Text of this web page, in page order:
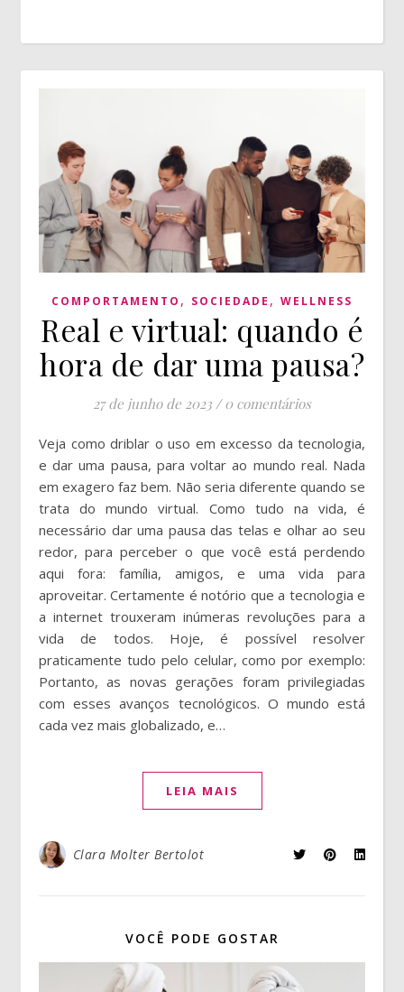
COMPORTAMENTO , SOCIEDADE , WELLNESS
Real e virtual: quando é
hora de dar uma pausa?
27 de junho de 2023 / 0 comentários
Veja como driblar o uso em excesso da tecnologia,
e dar uma pausa, para voltar ao mundo real. Nada
em exagero faz bem. Não seria diferente quando se
trata do mundo virtual. Como tudo na vida, é
necessário dar uma pausa das telas e olhar ao seu
redor, para perceber o que você está perdendo
aqui fora: família, amigos, e uma vida para
aproveitar. Certamente é notório que a tecnologia e
a internet trouxeram inúmeras revoluções para a
vida de todos. Hoje, é possível resolver
praticamente tudo pelo celular, como por exemplo:
Portanto, as novas gerações foram privilegiadas
com esses avanços tecnológicos. O mundo está
cada vez mais globalizado, e…
LEIA MAIS
Clara Molter Bertolot
VOCÊ PODE GOSTAR